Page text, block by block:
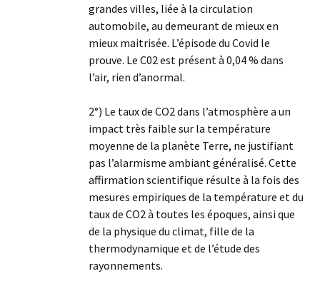
grandes villes, liée à la circulation
automobile, au demeurant de mieux en
mieux maitrisée. L’épisode du Covid le
prouve. Le C02 est présent à 0,04 % dans
l’air, rien d’anormal.
2°) Le taux de CO2 dans l’atmosphère a un
impact très faible sur la température
moyenne de la planète Terre, ne justifiant
pas l’alarmisme ambiant généralisé. Cette
affirmation scientifique résulte à la fois des
mesures empiriques de la température et du
taux de CO2 à toutes les époques, ainsi que
de la physique du climat, fille de la
thermodynamique et de l’étude des
rayonnements.